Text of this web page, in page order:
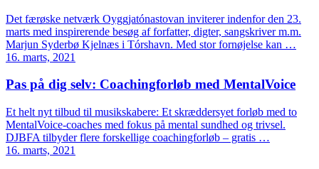
Det færøske netværk Oyggjatónastovan inviterer indenfor den 23.
marts med inspirerende besøg af forfatter, digter, sangskriver m.m.
Marjun Syderbø Kjelnæs i Tórshavn. Med stor fornøjelse kan …
16. marts, 2021
Pas på dig selv: Coachingforløb med MentalVoice
Et helt nyt tilbud til musikskabere: Et skræddersyet forløb med to
MentalVoice-coaches med fokus på mental sundhed og trivsel.
DJBFA tilbyder flere forskellige coachingforløb – gratis …
16. marts, 2021